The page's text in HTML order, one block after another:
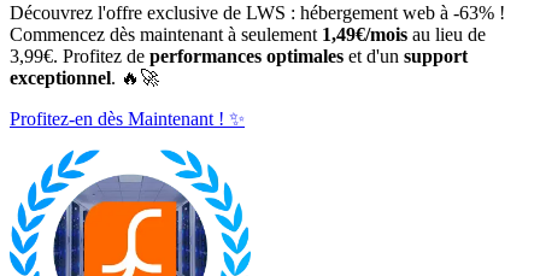
Découvrez l'offre exclusive de LWS : hébergement web à -63% !
Commencez dès maintenant à seulement 1,49€/mois au lieu de
3,99€. Profitez de performances optimales et d'un support
exceptionnel. 🔥🚀
Profitez-en dès Maintenant ! ✨